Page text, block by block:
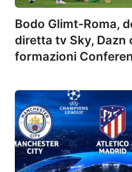
Bodo Glimt-Roma,
diretta tv Sky, Dazn
formazioni